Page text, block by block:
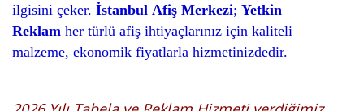
ilgisini çeker. İstanbul Afiş Merkezi; Yetkin
Reklam her türlü afiş ihtiyaçlarınız için kaliteli
malzeme, ekonomik fiyatlarla hizmetinizdedir.